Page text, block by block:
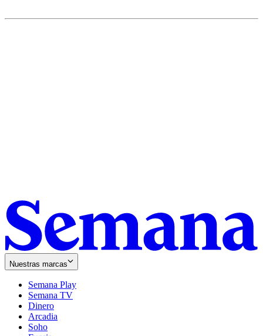
Nuestras marcas
Semana Play
Semana TV
Dinero
Arcadia
Soho